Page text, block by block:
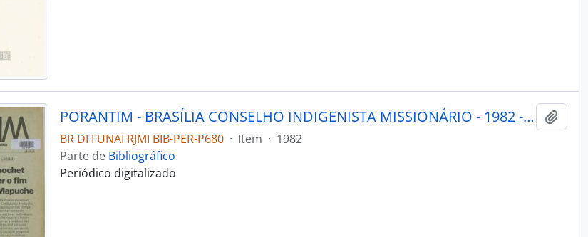
PORANTIM - BRASÍLIA CONSELHO INDIGENISTA MISSIONÁRIO - 1982 - Nº46
BR DFFUNAI RJMI BIB-PER-P680 · Item · 1982
Parte de Bibliográfico
Periódico digitalizado